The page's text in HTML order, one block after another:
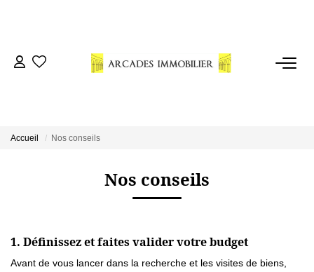
VENTES
NOTRE AGENCE
CONSEILS
Accueil Nos conseils
Nos conseils
1. Définissez et faites valider votre budget
Avant de vous lancer dans la recherche et les visites de biens,